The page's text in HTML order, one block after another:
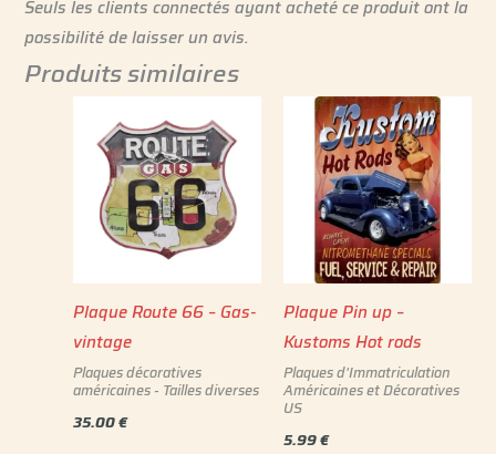
Seuls les clients connectés ayant acheté ce produit ont la
possibilité de laisser un avis.
Produits similaires
Plaque Route 66 – Gas-
vintage
Plaques décoratives
américaines - Tailles diverses
35.00€
Plaque Pin up –
Kustoms Hot rods
Plaques d'Immatriculation
Américaines et Décoratives
US
5.99€